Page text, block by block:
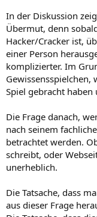
In der Diskussion
Übermut, denn
Hacker/Cracker ist,
einer Person
komplizierter. Im
Gewissensspielchen,
Spiel gebracht
Die Frage danach,
nach seinem
betrachtet werden.
schreibt, oder
unerheblich.
Die Tatsache, dass
aus dieser Frage